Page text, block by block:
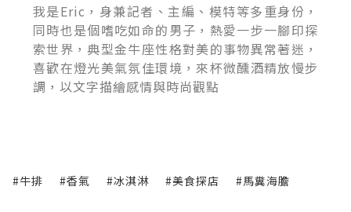
我是Eric，身兼記者、主編、模特等多重身份，
同時也是個嗜吃如命的男子，熱愛一步一腳印探
索世界，典型金牛座性格對美的事物異常著迷，
喜歡在燈光美氣氛佳環境，來杯微醺酒精放慢步
調，以文字描繪感情與時尚觀點
#牛排 #香氣 #冰淇淋 #美食探店 #馬糞海膽